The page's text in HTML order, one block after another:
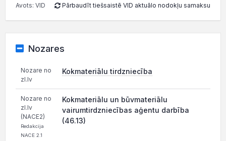
Avots: VID Pārbaudīt tiešsaistē VID aktuālo nodokļu samaksu
Nozares
Nozare no
zl.lv
Kokmateriālu tirdzniecība
Nozare no
zl.lv
(NACE2)
Redakcija
NACE 2.1
Kokmateriālu un būvmateriālu
vairumtirdzniecības aģentu darbība
(46.13)